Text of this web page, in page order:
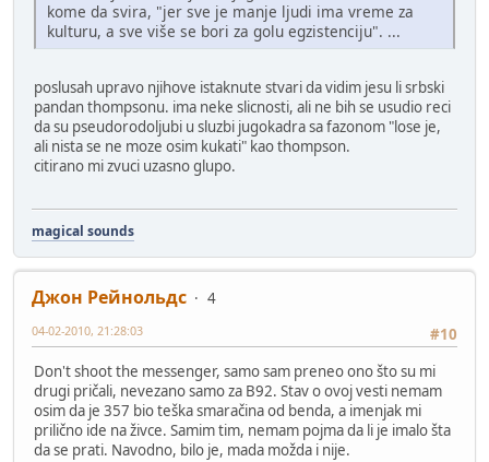
kome da svira, "jer sve je manje ljudi ima vreme za
kulturu, a sve više se bori za golu egzistenciju". ...
poslusah upravo njihove istaknute stvari da vidim jesu li srbski
pandan thompsonu. ima neke slicnosti, ali ne bih se usudio reci
da su pseudorodoljubi u sluzbi jugokadra sa fazonom "lose je,
ali nista se ne moze osim kukati" kao thompson.
citirano mi zvuci uzasno glupo.
magical sounds
Джон Рейнольдс
4
#10
04-02-2010, 21:28:03
Don't shoot the messenger, samo sam preneo ono što su mi
drugi pričali, nevezano samo za B92. Stav o ovoj vesti nemam
osim da je 357 bio teška smaračina od benda, a imenjak mi
prilično ide na živce. Samim tim, nemam pojma da li je imalo šta
da se prati. Navodno, bilo je, mada možda i nije.